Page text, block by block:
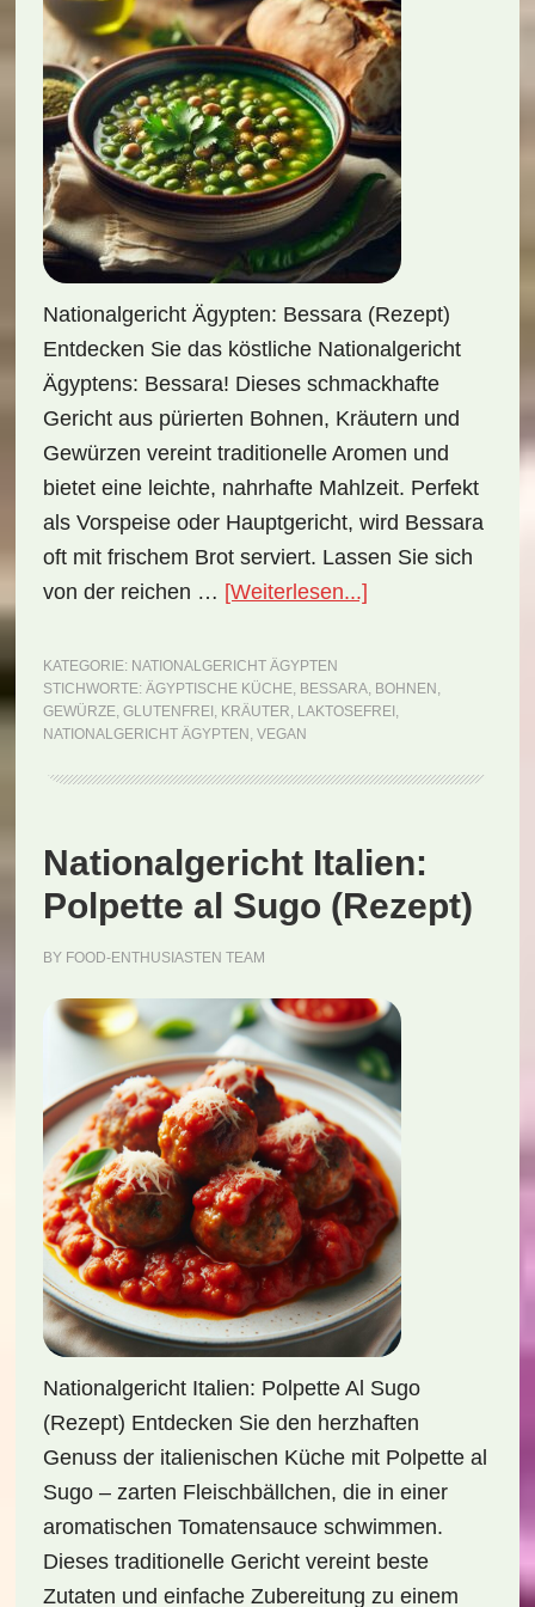
Nationalgericht Ägypten: Bessara (Rezept)
Entdecken Sie das köstliche Nationalgericht
Ägyptens: Bessara! Dieses schmackhafte
Gericht aus pürierten Bohnen, Kräutern und
Gewürzen vereint traditionelle Aromen und
bietet eine leichte, nahrhafte Mahlzeit. Perfekt
als Vorspeise oder Hauptgericht, wird Bessara
oft mit frischem Brot serviert. Lassen Sie sich
von der reichen … [Weiterlesen...]
(Rezept)
KATEGORIE: NATIONALGERICHT ÄGYPTEN
STICHWORTE: ÄGYPTISCHE KÜCHE, BESSARA, BOHNEN ,
GEWÜRZE, GLUTENFREI , KRÄUTER, LAKTOSEFREI ,
NATIONALGERICHT ÄGYPTEN , VEGAN
Nationalgericht Italien:
Polpette al Sugo (Rezept)
BY FOOD-ENTHUSIASTEN TEAM
Nationalgericht Italien: Polpette Al Sugo
(Rezept) Entdecken Sie den herzhaften
Genuss der italienischen Küche mit Polpette al
Sugo – zarten Fleischbällchen, die in einer
aromatischen Tomatensauce schwimmen.
Dieses traditionelle Gericht vereint beste
Zutaten und einfache Zubereitung zu einem